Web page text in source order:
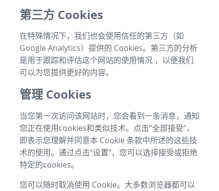
第三方 Cookies
在特殊情况下，我们也会使用信任的第三方（如
Google Analytics）提供的 Cookies。第三方的分析
是用于跟踪和评估这个网站的使用情况 ，以便我们
可以为您提供更好的内容。
管理 Cookies
当您第一次访问该网站时，您会看到一条消息，通知
您正在使用cookies和类似技术。点击“全部接受”，
即表示您理解并同意本 Cookie 条款中所述的这些技
术的使用。通过点击“设置”，您可以选择接受或拒绝
特定的cookies。
您可以随时取消使用 Cookie。大多数浏览器都可以